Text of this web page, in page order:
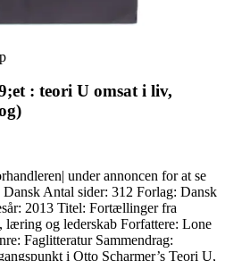
: teori U omsat i liv,
under annoncen for at se
Antal sider: 312 Forlag: Dansk
2013 Titel: Fortællinger fra
og lederskab Forfattere: Lone
Faglitteratur Sammendrag:
i Otto Scharmer’s Teori U,